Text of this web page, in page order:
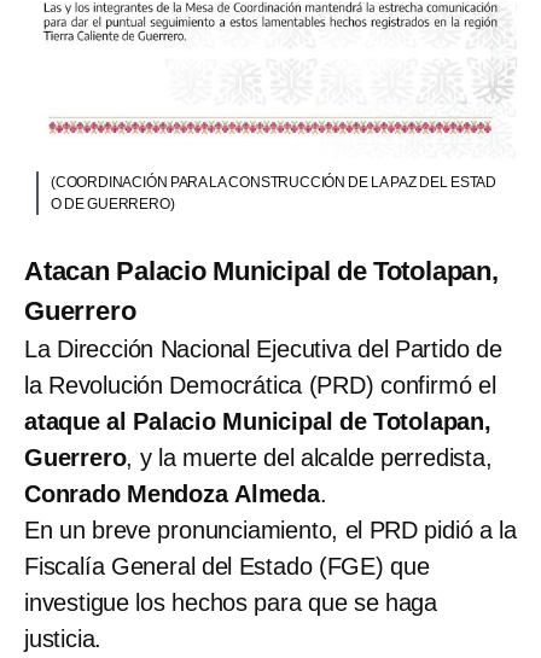
(COORDINACIÓN PARA LA CONSTRUCCIÓN DE LA PAZ DEL ESTAD
O DE GUERRERO)
Atacan Palacio Municipal de Totolapan,
Guerrero
La Dirección Nacional Ejecutiva del Partido de
la Revolución Democrática (PRD) confirmó el
ataque al Palacio Municipal de Totolapan,
Guerrero, y la muerte del alcalde perredista,
Conrado Mendoza Almeda.
En un breve pronunciamiento, el PRD pidió a la
Fiscalía General del Estado (FGE) que
investigue los hechos para que se haga
justicia.